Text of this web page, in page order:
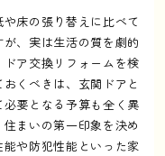
床の張り替えに比べて
、実は生活の質を劇的
ア交換リフォームを検
くべきは、玄関ドアと
要となる予算も全く異
まいの第一印象を決め
や防犯性能といった家